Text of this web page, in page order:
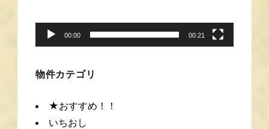
ヤ
ー
00:00 00:21
物件カテゴリ
★おすすめ！！
いちおし